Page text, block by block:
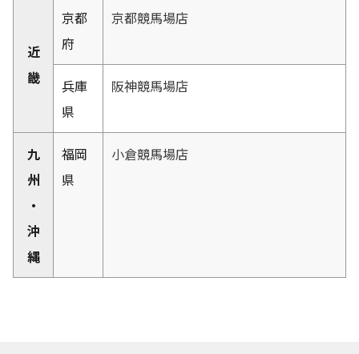
近
畿
京都
府
京都競馬場店
兵庫
県
阪神競馬場店
九
州
・
沖
縄
福岡
県
小倉競馬場店